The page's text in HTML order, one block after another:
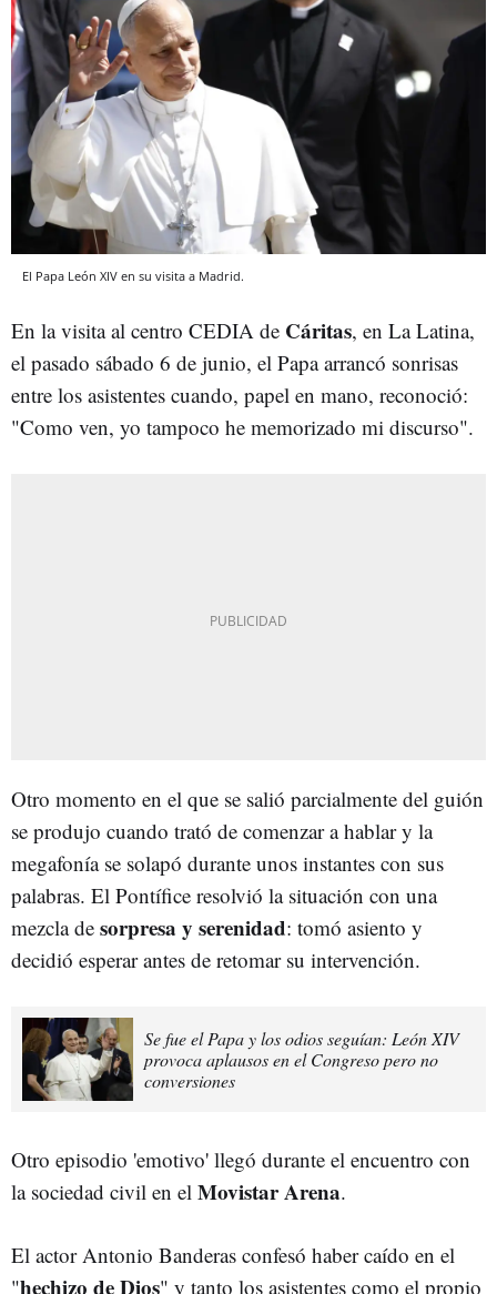
El Papa León XIV en su visita a Madrid.
En la visita al centro CEDIA de Cáritas, en La Latina,
el pasado sábado 6 de junio, el Papa arrancó sonrisas
entre los asistentes cuando, papel en mano, reconoció:
"Como ven, yo tampoco he memorizado mi discurso".
Otro momento en el que se salió parcialmente del guión
se produjo cuando trató de comenzar a hablar y la
megafonía se solapó durante unos instantes con sus
palabras. El Pontífice resolvió la situación con una
mezcla de sorpresa y serenidad: tomó asiento y
decidió esperar antes de retomar su intervención.
Se fue el Papa y los odios seguían: León XIV
provoca aplausos en el Congreso pero no
conversiones
Otro episodio 'emotivo' llegó durante el encuentro con
la sociedad civil en el Movistar Arena.
El actor Antonio Banderas confesó haber caído en el
"hechizo de Dios" y tanto los asistentes como el propio